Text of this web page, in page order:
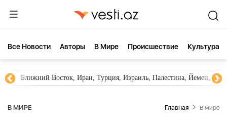
Все Новости Aвторы В Мире Происшествие Культура
Ближний Восток, Иран, Турция, Израиль, Палестина, Йемен,
В МИРЕ Главная В мире